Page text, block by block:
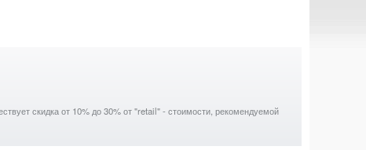
скидка от 10% до 30% от "retail" - стоимости, рекомендуемой